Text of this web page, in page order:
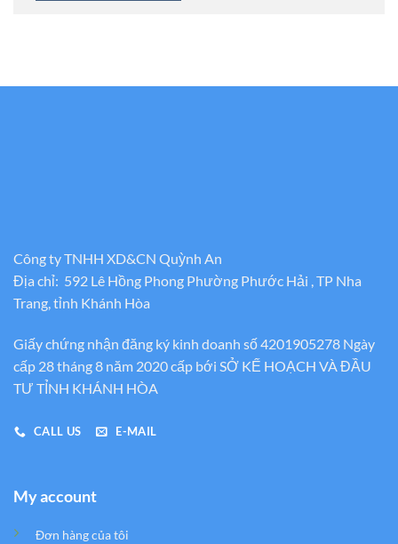
Công ty TNHH XD&CN Quỳnh An
Địa chỉ: 592 Lê Hồng Phong Phường Phước Hải , TP Nha
Trang, tỉnh Khánh Hòa
Giấy chứng nhận đăng ký kinh doanh số 4201905278 Ngày
cấp 28 tháng 8 năm 2020 cấp bới SỞ KẾ HOẠCH VÀ ĐẦU
TƯ TỈNH KHÁNH HÒA
CALL US E-MAIL
My account
Đơn hàng của tôi